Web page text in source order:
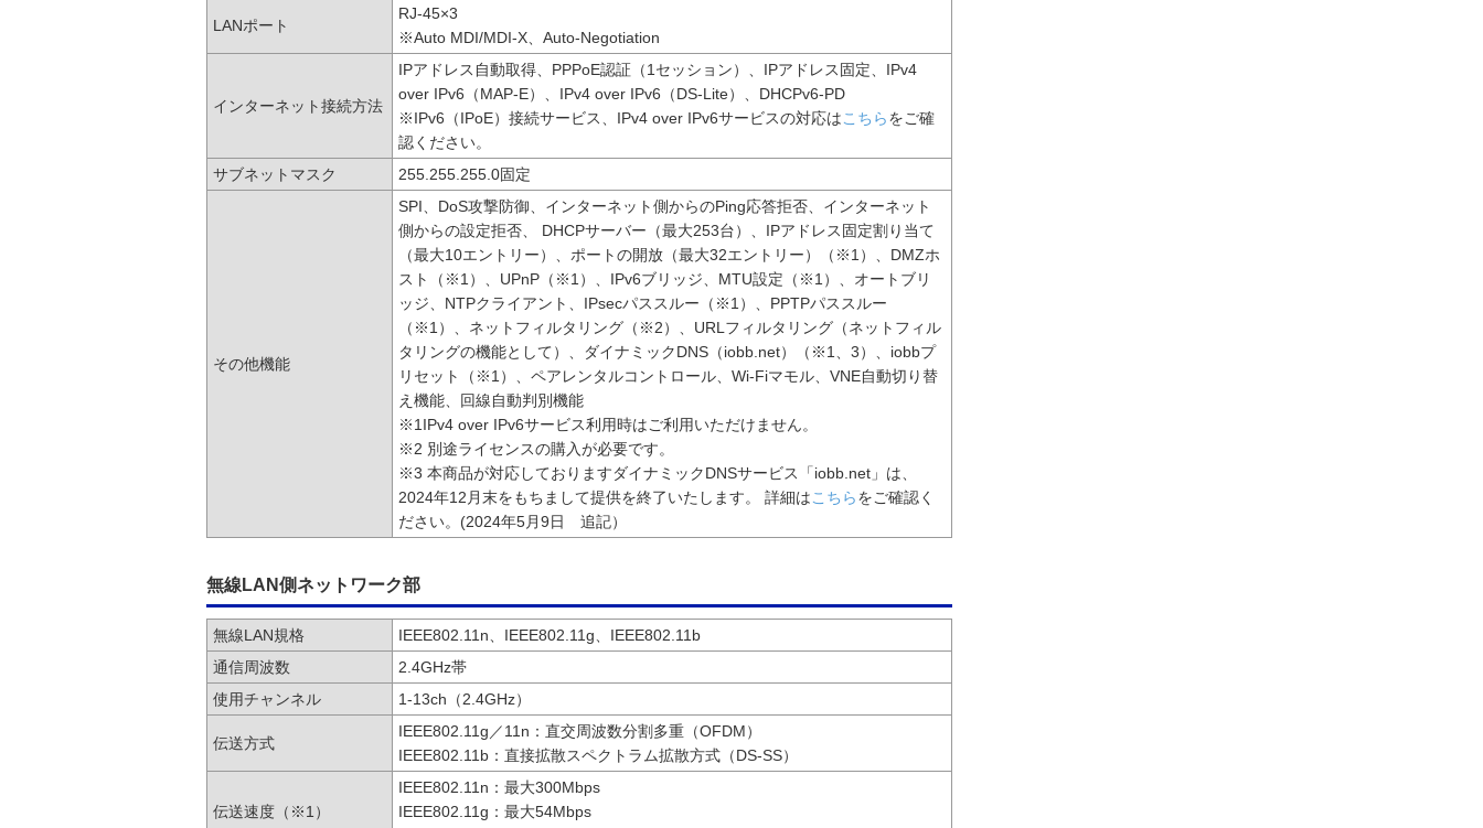
LANポート
RJ-45×3
※Auto MDI/MDI-X、Auto-Negotiation
インターネット接続方法
IPアドレス自動取得、PPPoE認証（1セッション）、IPアドレス固定、IPv4
over IPv6（MAP-E）、IPv4 over IPv6（DS-Lite）、DHCPv6-PD
※IPv6（IPoE）接続サービス、IPv4 over IPv6サービスの対応はこちらをご確
認ください。
サブネットマスク
255.255.255.0固定
その他機能
SPI、DoS攻撃防御、インターネット側からのPing応答拒否、インターネット
側からの設定拒否、 DHCPサーバー（最大253台）、IPアドレス固定割り当て
（最大10エントリー）、ポートの開放（最大32エントリー）（※1）、DMZホ
スト（※1）、UPnP（※1）、IPv6ブリッジ、MTU設定（※1）、オートブリ
ッジ、NTPクライアント、IPsecパススルー（※1）、PPTPパススルー
（※1）、ネットフィルタリング（※2）、URLフィルタリング（ネットフィル
タリングの機能として）、ダイナミックDNS（iobb.net）（※1、3）、iobbプ
リセット（※1）、ペアレンタルコントロール、Wi-Fiマモル、VNE自動切り替
え機能、回線自動判別機能
※1IPv4 over IPv6サービス利用時はご利用いただけません。
※2 別途ライセンスの購入が必要です。
※3 本商品が対応しておりますダイナミックDNSサービス「iobb.net」は、
2024年12月末をもちまして提供を終了いたします。 詳細はこちらをご確認く
ださい。(2024年5月9日 追記）
無線LAN側ネットワーク部
無線LAN規格
IEEE802.11n、IEEE802.11g、IEEE802.11b
通信周波数
2.4GHz帯
使用チャンネル
1-13ch（2.4GHz）
伝送方式
IEEE802.11g／11n：直交周波数分割多重（OFDM）
IEEE802.11b：直接拡散スペクトラム拡散方式（DS-SS）
伝送速度（※1）
IEEE802.11n：最大300Mbps
IEEE802.11g：最大54Mbps